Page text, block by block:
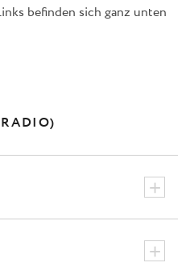
befinden sich ganz unten
+
+